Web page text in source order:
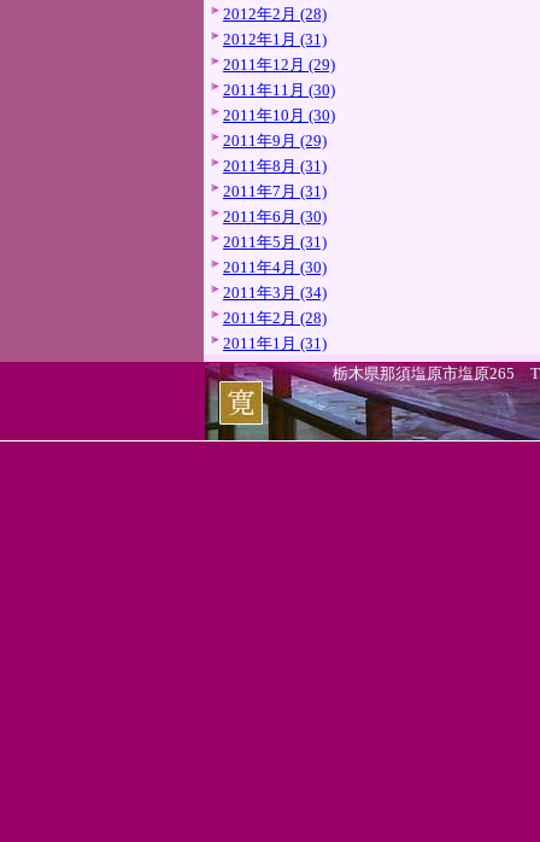
2012年2月 (28)
2012年1月 (31)
2011年12月 (29)
2011年11月 (30)
2011年10月 (30)
2011年9月 (29)
2011年8月 (31)
2011年7月 (31)
2011年6月 (30)
2011年5月 (31)
2011年4月 (30)
2011年3月 (34)
2011年2月 (28)
2011年1月 (31)
栃木県那須塩原市塩原265